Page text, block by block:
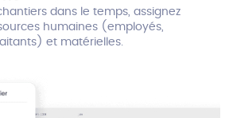
dans le temps, assignez
humaines (employés,
et matérielles.